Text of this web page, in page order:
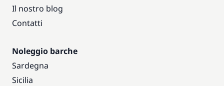
Il nostro blog
Contatti
Noleggio barche
Sardegna
Sicilia